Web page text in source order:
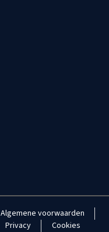
Algemene voorwaarden
Privacy
Cookies